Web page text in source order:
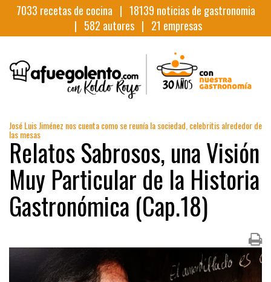
7033 recetas de cocina | 18139 noticias de gastronomia
| 582 autores | 21 empresas
José Luis Jiménez nos cuenta como se reunía la sociedad, celebritis alrededor de
las mesas
Relatos Sabrosos, una Visión
Muy Particular de la Historia
Gastronómica (Cap.18)